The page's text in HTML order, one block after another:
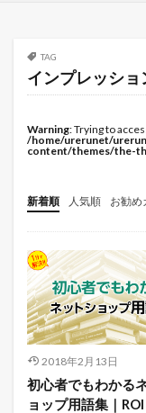
TAG
インプレッショ
Warning: Trying to
/home/urerunet/
content/themes/the-
新着順 人気順 お勧め
未分
2018年2月13日
初心者でもわかる
ョップ用語集｜